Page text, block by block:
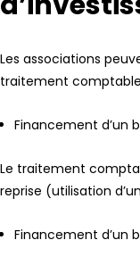
Les associations
traitement comptable
Financement d’un
Le traitement
reprise (utilisation
Financement d’un